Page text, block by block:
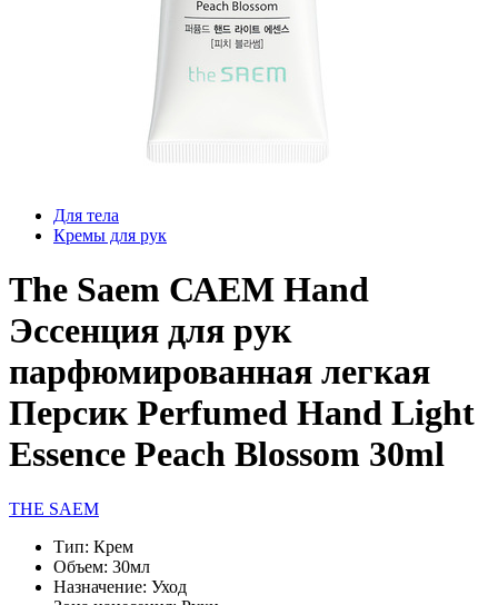
Для тела
Кремы для рук
The Saem САЕМ Hand
Эссенция для рук
парфюмированная легкая
Персик Perfumed Hand Light
Essence Peach Blossom 30ml
THE SAEM
Тип: Крем
Объем: 30мл
Назначение: Уход